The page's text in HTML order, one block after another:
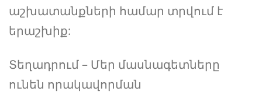
աշխատանքների համար տրվում է
երաշխիք:
Տեղադրում – Մեր մասնագետները
ունեն որակավորման